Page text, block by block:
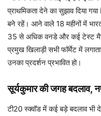
प्राथमिकता देने का सुझाव दिया
बने रहें। आने वाले 18 महीनों में
35 से अधिक वनडे और कई टेस्ट मैच
प्रमुख खिलाड़ी सभी फॉर्मेट में
उनका प्रदर्शन प्रभावित हो।
सूर्यकुमार की जगह बदलाव,
टी20 स्क्वॉड में कई बड़े बदलाव भी